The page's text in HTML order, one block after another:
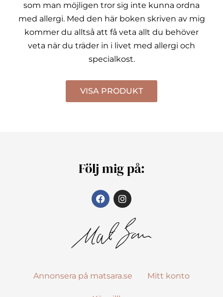
som man möjligen tror sig inte kunna ordna
med allergi. Med den här boken skriven av mig
kommer du alltså att få veta allt du behöver
veta när du träder in i livet med allergi och
specialkost.
VISA PRODUKT
Följ mig på:
Annonsera på matsara.se Mitt konto